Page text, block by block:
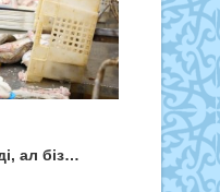
ал біз…